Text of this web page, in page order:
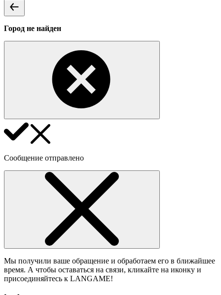
Город не найден
Сообщение отправлено
Мы получили ваше обращение и обработаем его в ближайшее
время. А чтобы оставаться на связи, кликайте на иконку и
присоединяйтесь к LANGAME!